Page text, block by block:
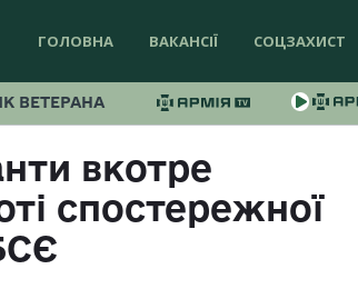
ГОЛОВНА ВАКАНСІЇ СОЦЗАХИСТ
ВЕТЕРАНА
вкотре
спостережної